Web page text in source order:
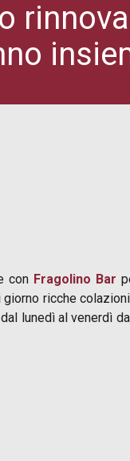
con Fragolino Bar
ricche
lunedì al venerdì